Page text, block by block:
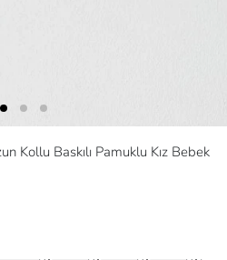
Kollu Baskılı Pamuklu Kız Bebek